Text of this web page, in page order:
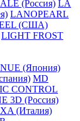
(Россия) LA
LANOPEARL
(США)
LIGHT FROST
(Япония)
MD
CONTROL
3D (Россия)
(Италия)